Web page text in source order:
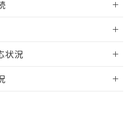
す。
イン/会員登録
状況
状況については、営業部門もしく
のフタル酸エステル類４
、対応完了までの期間は出
応品への在庫切替を完了
、特段のことがない限
日より割愛しておりま